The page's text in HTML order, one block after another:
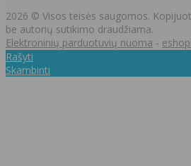
2026 © Visos teisės saugomos.
be autorių sutikimo draudžiama.
Elektroninių parduotuvių nuoma -
Rašyti
Skambinti